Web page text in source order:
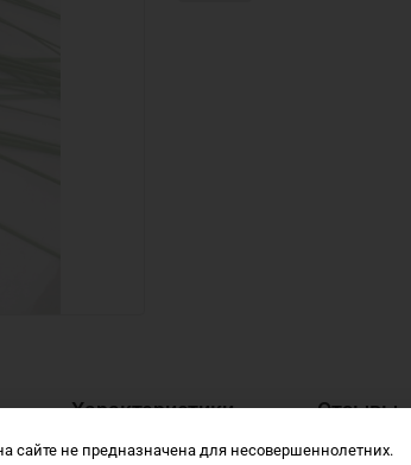
Характеристики Отзывы
сайте не предназначена для несовершеннолетних.